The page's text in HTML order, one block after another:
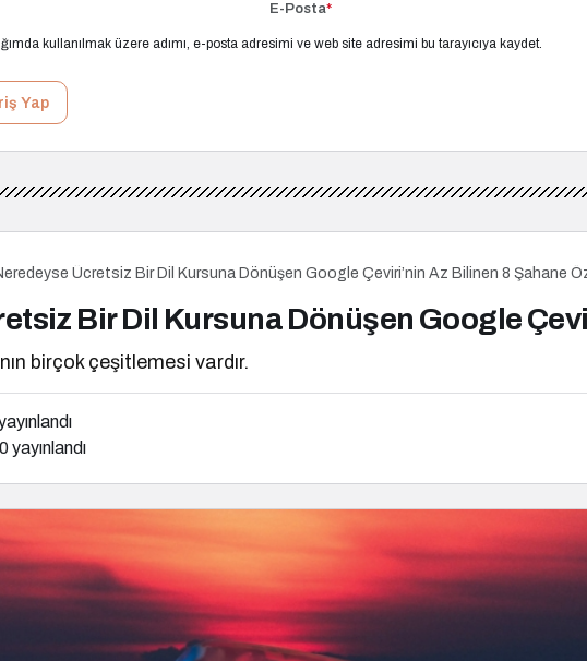
E-Posta*
kullanılmak üzere adımı, e-posta adresimi ve web site adresimi bu tarayıcıya kaydet.
Yap
Ücretsiz Bir Dil Kursuna Dönüşen Google Çeviri’nin Az Bilinen 8 Şahane
Bir Dil Kursuna Dönüşen Google
birçok çeşitlemesi vardır.
yayınlandı